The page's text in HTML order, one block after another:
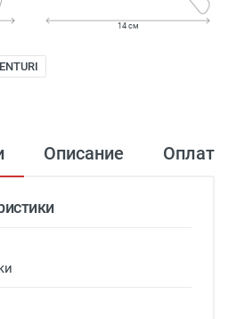
14 см
Описание Оплата